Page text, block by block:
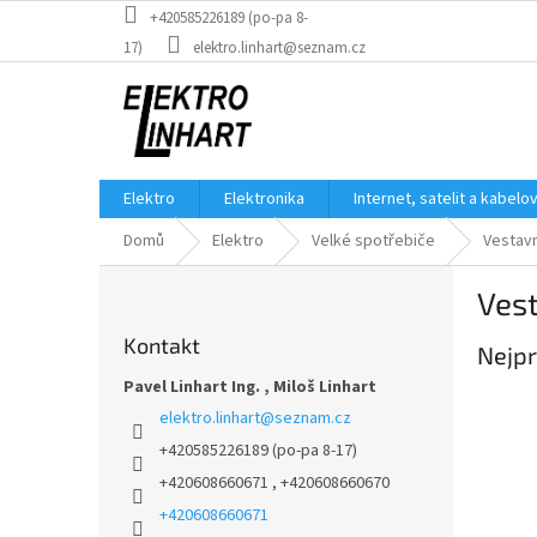
obsah
+420585226189 (po-pa 8-
17)
elektro.linhart@seznam.cz
Elektro Elektronika Internet, satelit a
Domů
Elektro Velké spotřebiče
Kontakt
Pavel Linhart Ing. , Miloš Linhart
elektro.linhart@seznam.cz
+420585226189 (po-pa 8-17)
+420608660671 , +420608660670
+420608660671